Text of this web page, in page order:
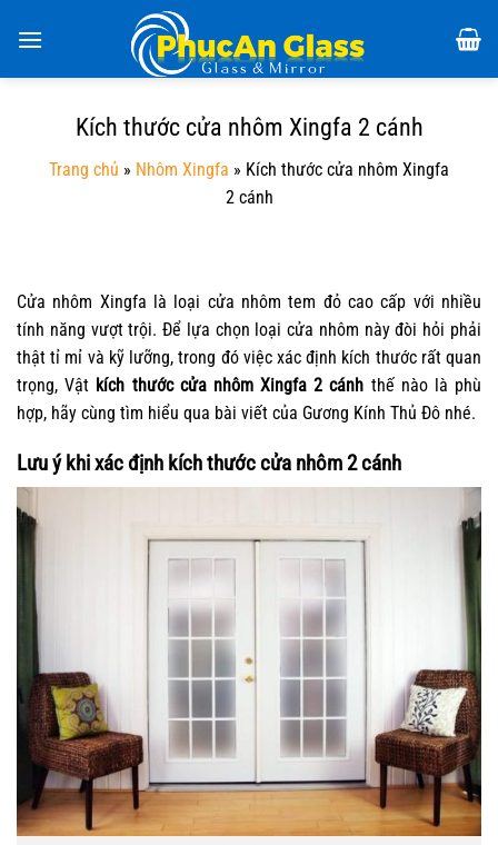
đến
Kích thước cửa nhôm Xingfa 2 cánh
Trang chủ » Nhôm Xingfa » Kích thước cửa nhôm Xingfa
2 cánh
Cửa nhôm Xingfa là loại cửa nhôm tem đỏ cao cấp với nhiều
tính năng vượt trội. Để lựa chọn loại cửa nhôm này đòi hỏi phải
thật tỉ mỉ và kỹ lưỡng, trong đó việc xác định kích thước rất quan
trọng, Vật kích thước cửa nhôm Xingfa 2 cánh thế nào là phù
hợp, hãy cùng tìm hiểu qua bài viết của Gương Kính Thủ Đô nhé.
Lưu ý khi xác định kích thước cửa nhôm 2 cánh